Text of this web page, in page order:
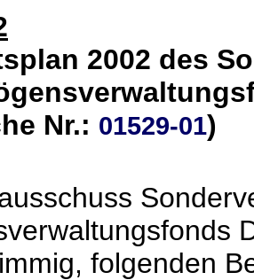
2002 des
Nr.: 01529-01)
folgenden